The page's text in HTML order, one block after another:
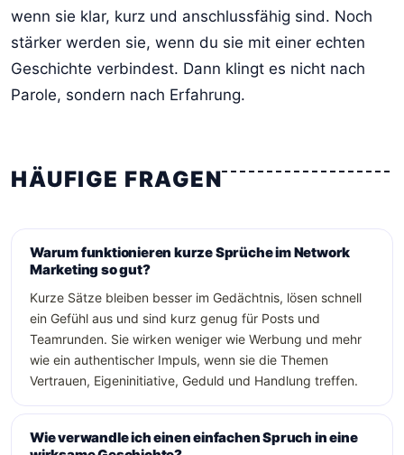
wenn sie klar, kurz und anschlussfähig sind. Noch
stärker werden sie, wenn du sie mit einer echten
Geschichte verbindest. Dann klingt es nicht nach
Parole, sondern nach Erfahrung.
HÄUFIGE FRAGEN
Warum funktionieren kurze Sprüche im Network
Marketing so gut?
Kurze Sätze bleiben besser im Gedächtnis, lösen schnell
ein Gefühl aus und sind kurz genug für Posts und
Teamrunden. Sie wirken weniger wie Werbung und mehr
wie ein authentischer Impuls, wenn sie die Themen
Vertrauen, Eigeninitiative, Geduld und Handlung treffen.
Wie verwandle ich einen einfachen Spruch in eine